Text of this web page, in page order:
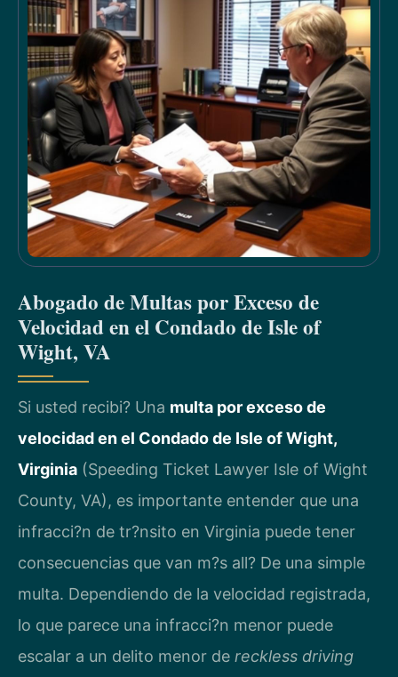
Abogado de Multas por Exceso de
Velocidad en el Condado de Isle of
Wight, VA
Si usted recibi? Una multa por exceso de
velocidad en el Condado de Isle of Wight,
Virginia (Speeding Ticket Lawyer Isle of Wight
County, VA), es importante entender que una
infracci?n de tr?nsito en Virginia puede tener
consecuencias que van m?s all? De una simple
multa. Dependiendo de la velocidad registrada,
lo que parece una infracci?n menor puede
escalar a un delito menor de reckless driving